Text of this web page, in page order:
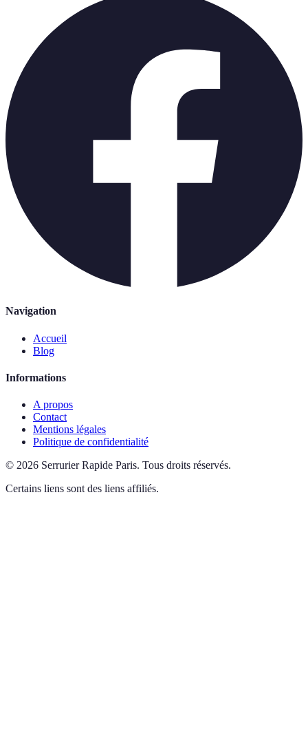
Navigation
Accueil
Blog
Informations
A propos
Contact
Mentions légales
Politique de confidentialité
© 2026 Serrurier Rapide Paris. Tous droits réservés.
Certains liens sont des liens affiliés.